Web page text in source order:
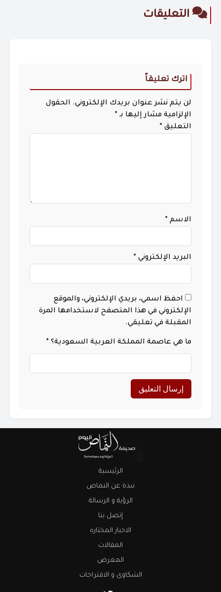
التعليقات
اترك تعليقاً
لن يتم نشر عنوان بريدك الإلكتروني. الحقول
الإلزامية مشار إليها بـ *
التعليق *
الاسم *
البريد الإلكتروني *
احفظ اسمي، بريدي الإلكتروني، والموقع
الإلكتروني في هذا المتصفح لاستخدامها المرة
المقبلة في تعليقي.
ما هي عاصمة المملكة العربية السعودية؟ *
الرئيسية
نبذة عن النماص
الرؤية و الرسالة
إتصل بنا
الاخبار المختاره
المقالات
المعرض
الشكاوى و الاقتراحات